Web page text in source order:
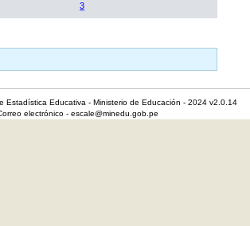
3
Estadística Educativa - Ministerio de Educación - 2024 v2.0.14
electrónico - escale@minedu.gob.pe